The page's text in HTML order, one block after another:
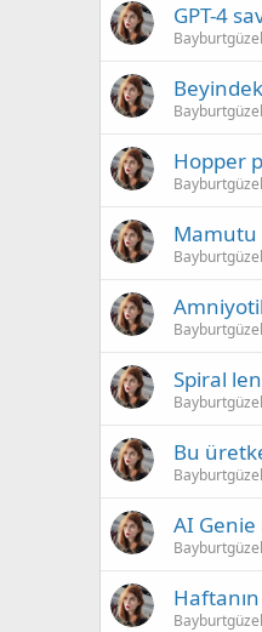
GPT-4
Hopper
Mamutu
Spiral
Bu
AI